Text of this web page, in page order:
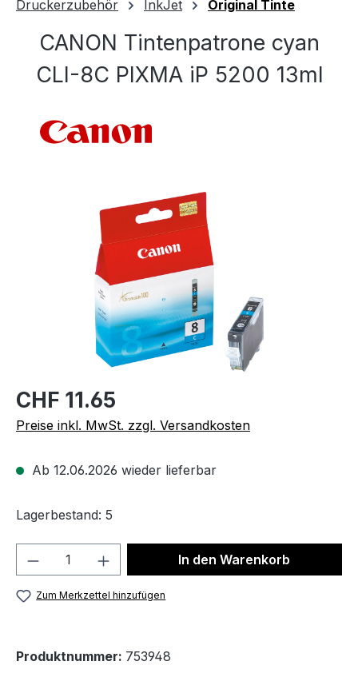
Druckerzubehör InkJet Original Tinte
CANON Tintenpatrone cyan
CLI-8C PIXMA iP 5200 13ml
Bildergalerie überspringen
CHF 11.65
Preise inkl. MwSt. zzgl. Versandkosten
Ab 12.06.2026 wieder lieferbar
Lagerbestand: 5
Produkt Anzahl: Gib denIn den Warenkorb
Zum Merkzettel hinzufügen
Produktnummer: 753948